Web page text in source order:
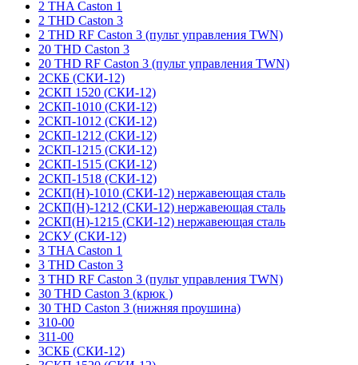
2 THA Caston 1
2 THD Caston 3
2 THD RF Caston 3 (пульт управления TWN)
20 THD Caston 3
20 THD RF Caston 3 (пульт управления TWN)
2СКБ (СКИ-12)
2СКП 1520 (СКИ-12)
2СКП-1010 (СКИ-12)
2СКП-1012 (СКИ-12)
2СКП-1212 (СКИ-12)
2СКП-1215 (СКИ-12)
2СКП-1515 (СКИ-12)
2СКП-1518 (СКИ-12)
2СКП(Н)-1010 (СКИ-12) нержавеющая сталь
2СКП(Н)-1212 (СКИ-12) нержавеющая сталь
2СКП(Н)-1215 (СКИ-12) нержавеющая сталь
2СКУ (СКИ-12)
3 THA Caston 1
3 THD Caston 3
3 THD RF Caston 3 (пульт управления TWN)
30 THD Caston 3 (крюк )
30 THD Caston 3 (нижняя проушина)
310-00
311-00
3СКБ (СКИ-12)